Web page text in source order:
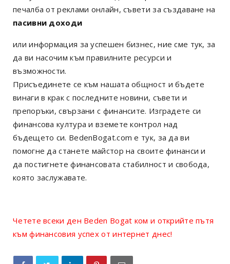
печалба от реклами онлайн, съвети за създаване на
пасивни доходи
или информация за успешен бизнес, ние сме тук, за
да ви насочим към правилните ресурси и
възможности.
Присъединете се към нашата общност и бъдете
винаги в крак с последните новини, съвети и
препоръки, свързани с финансите. Изградете си
финансова култура и вземете контрол над
бъдещето си. BedenBogat.com е тук, за да ви
помогне да станете майстор на своите финанси и
да постигнете финансовата стабилност и свобода,
която заслужавате.
Четете всеки ден Beden Bogat ком и открийте пътя
към финансовия успех от интернет днес!